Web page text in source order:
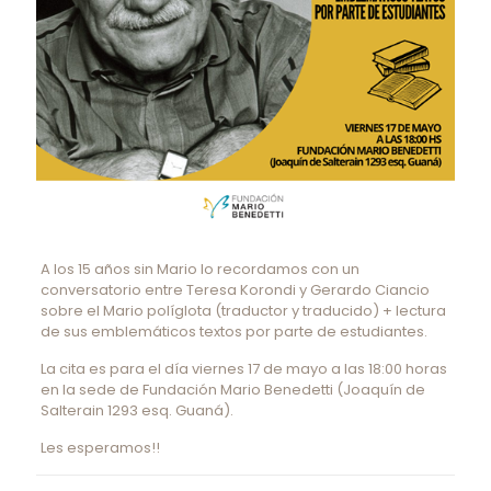
A los 15 años sin Mario lo recordamos con un
conversatorio entre Teresa Korondi y Gerardo Ciancio
sobre el Mario políglota (traductor y traducido) + lectura
de sus emblemáticos textos por parte de estudiantes.
La cita es para el día viernes 17 de mayo a las 18:00 horas
en la sede de Fundación Mario Benedetti (Joaquín de
Salterain 1293 esq. Guaná).
Les esperamos!!